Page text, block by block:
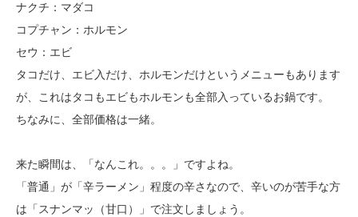
ナクチ：マダコ
コプチャン：ホルモン
セウ：エビ
タコだけ、エビ入だけ、ホルモンだけというメニューもあります
が、これはタコもエビもホルモンも全部入っているお鍋です。
ちなみに、全部価格は一緒。
来た瞬間は、「なんこれ。。。」ですよね。
「普通」が「辛ラーメン」程度の辛さなので、辛いのが苦手な方
は「スナンマッ（甘口）」で注文しましょう。